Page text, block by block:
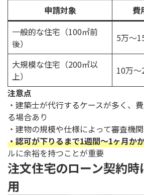
申請対象
費
一般的な住宅（100㎡前
後）
5万～
大規模な住宅（200㎡以
上）
10万
注意点
・建築士が代行するケースが多く、
る場合あり
・建物の規模や仕様によって審査機
・認可が下りるまで1週間～1ヶ月か
ルに余裕を持つことが重要
注文住宅のローン契約
用